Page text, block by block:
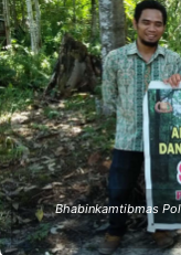
Bhabinkamtibmas